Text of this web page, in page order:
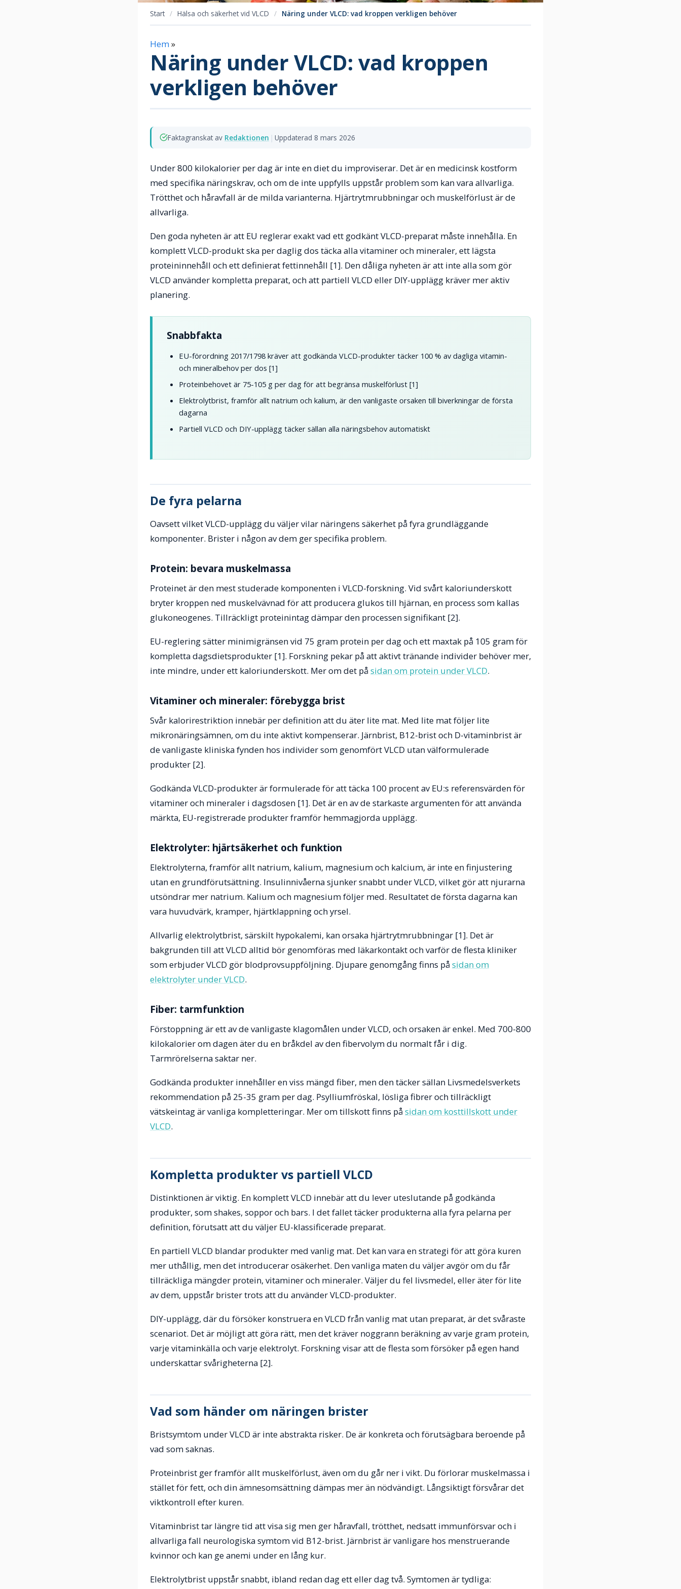
Start / Hälsa och säkerhet vid VLCD / Näring under VLCD: vad kroppen verkligen behöver
Hem»
Näring under VLCD: vad kroppen
verkligen behöver
Faktagranskat av Redaktionen | Uppdaterad 8 mars 2026
Under 800 kilokalorier per dag är inte en diet du improviserar. Det är en medicinsk kostform
med specifika näringskrav, och om de inte uppfylls uppstår problem som kan vara allvarliga.
Trötthet och håravfall är de milda varianterna. Hjärtrytmrubbningar och muskelförlust är de
allvarliga.
Den goda nyheten är att EU reglerar exakt vad ett godkänt VLCD-preparat måste innehålla. En
komplett VLCD-produkt ska per daglig dos täcka alla vitaminer och mineraler, ett lägsta
proteininnehåll och ett definierat fettinnehåll [1]. Den dåliga nyheten är att inte alla som gör
VLCD använder kompletta preparat, och att partiell VLCD eller DIY-upplägg kräver mer aktiv
planering.
Snabbfakta
EU-förordning 2017/1798 kräver att godkända VLCD-produkter täcker 100 % av dagliga vitamin-
och mineralbehov per dos [1]
Proteinbehovet är 75-105 g per dag för att begränsa muskelförlust [1]
Elektrolytbrist, framför allt natrium och kalium, är den vanligaste orsaken till biverkningar de första
dagarna
Partiell VLCD och DIY-upplägg täcker sällan alla näringsbehov automatiskt
De fyra pelarna
Oavsett vilket VLCD-upplägg du väljer vilar näringens säkerhet på fyra grundläggande
komponenter. Brister i någon av dem ger specifika problem.
Protein: bevara muskelmassa
Proteinet är den mest studerade komponenten i VLCD-forskning. Vid svårt kaloriunderskott
bryter kroppen ned muskelvävnad för att producera glukos till hjärnan, en process som kallas
glukoneogenes. Tillräckligt proteinintag dämpar den processen signifikant [2].
EU-reglering sätter minimigränsen vid 75 gram protein per dag och ett maxtak på 105 gram för
kompletta dagsdietsprodukter [1]. Forskning pekar på att aktivt tränande individer behöver mer,
inte mindre, under ett kaloriunderskott. Mer om det påsidan om protein under VLCD.
Vitaminer och mineraler: förebygga brist
Svår kalorirestriktion innebär per definition att du äter lite mat. Med lite mat följer lite
mikronäringsämnen, om du inte aktivt kompenserar. Järnbrist, B12-brist och D-vitaminbrist är
de vanligaste kliniska fynden hos individer som genomfört VLCD utan välformulerade
produkter [2].
Godkända VLCD-produkter är formulerade för att täcka 100 procent av EU:s referensvärden för
vitaminer och mineraler i dagsdosen [1]. Det är en av de starkaste argumenten för att använda
märkta, EU-registrerade produkter framför hemmagjorda upplägg.
Elektrolyter: hjärtsäkerhet och funktion
Elektrolyterna, framför allt natrium, kalium, magnesium och kalcium, är inte en finjustering
utan en grundförutsättning. Insulinnivåerna sjunker snabbt under VLCD, vilket gör att njurarna
utsöndrar mer natrium. Kalium och magnesium följer med. Resultatet de första dagarna kan
vara huvudvärk, kramper, hjärtklappning och yrsel.
Allvarlig elektrolytbrist, särskilt hypokalemi, kan orsaka hjärtrytmrubbningar [1]. Det är
bakgrunden till att VLCD alltid bör genomföras med läkarkontakt och varför de flesta kliniker
som erbjuder VLCD gör blodprovsuppföljning. Djupare genomgång finns påsidan om
elektrolyter under VLCD.
Fiber: tarmfunktion
Förstoppning är ett av de vanligaste klagomålen under VLCD, och orsaken är enkel. Med 700-800
kilokalorier om dagen äter du en bråkdel av den fibervolym du normalt får i dig.
Tarmrörelserna saktar ner.
Godkända produkter innehåller en viss mängd fiber, men den täcker sällan Livsmedelsverkets
rekommendation på 25-35 gram per dag. Psylliumfröskal, lösliga fibrer och tillräckligt
vätskeintag är vanliga kompletteringar. Mer om tillskott finns påsidan om kosttillskott under
VLCD.
Kompletta produkter vs partiell VLCD
Distinktionen är viktig. En komplett VLCD innebär att du lever uteslutande på godkända
produkter, som shakes, soppor och bars. I det fallet täcker produkterna alla fyra pelarna per
definition, förutsatt att du väljer EU-klassificerade preparat.
En partiell VLCD blandar produkter med vanlig mat. Det kan vara en strategi för att göra kuren
mer uthållig, men det introducerar osäkerhet. Den vanliga maten du väljer avgör om du får
tillräckliga mängder protein, vitaminer och mineraler. Väljer du fel livsmedel, eller äter för lite
av dem, uppstår brister trots att du använder VLCD-produkter.
DIY-upplägg, där du försöker konstruera en VLCD från vanlig mat utan preparat, är det svåraste
scenariot. Det är möjligt att göra rätt, men det kräver noggrann beräkning av varje gram protein,
varje vitaminkälla och varje elektrolyt. Forskning visar att de flesta som försöker på egen hand
underskattar svårigheterna [2].
Vad som händer om näringen brister
Bristsymtom under VLCD är inte abstrakta risker. De är konkreta och förutsägbara beroende på
vad som saknas.
Proteinbrist ger framför allt muskelförlust, även om du går ner i vikt. Du förlorar muskelmassa i
stället för fett, och din ämnesomsättning dämpas mer än nödvändigt. Långsiktigt försvårar det
viktkontroll efter kuren.
Vitaminbrist tar längre tid att visa sig men ger håravfall, trötthet, nedsatt immunförsvar och i
allvarliga fall neurologiska symtom vid B12-brist. Järnbrist är vanligare hos menstruerande
kvinnor och kan ge anemi under en lång kur.
Elektrolytbrist uppstår snabbt, ibland redan dag ett eller dag två. Symtomen är tydliga: